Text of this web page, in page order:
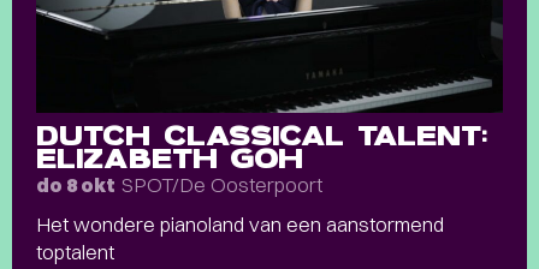
DUTCH CLASSICAL TALENT:
ELIZABETH GOH
do 8 okt SPOT/De Oosterpoort
Het wondere pianoland van een aanstormend
toptalent